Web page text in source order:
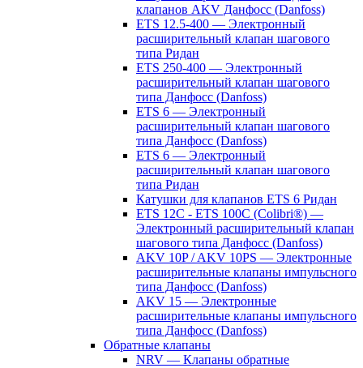
клапанов AKV Данфосс (Danfoss)
ETS 12.5-400 — Электронный
расширительный клапан шагового
типа Ридан
ETS 250-400 — Электронный
расширительный клапан шагового
типа Данфосс (Danfoss)
ETS 6 — Электронный
расширительный клапан шагового
типа Данфосс (Danfoss)
ETS 6 — Электронный
расширительный клапан шагового
типа Ридан
Катушки для клапанов ETS 6 Ридан
ETS 12C - ETS 100C (Colibri®) —
Электронный расширительный клапан
шагового типа Данфосс (Danfoss)
AKV 10P / AKV 10PS — Электронные
расширительные клапаны импульсного
типа Данфосс (Danfoss)
AKV 15 — Электронные
расширительные клапаны импульсного
типа Данфосс (Danfoss)
Обратные клапаны
NRV — Клапаны обратные